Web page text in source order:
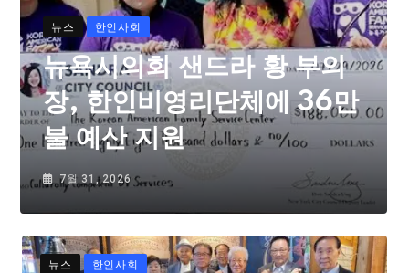
뉴스 한인사회
뉴욕시의회 샌드라 황 부의
장, 한인비영리단체에 36만
불 예산 지원
7월 31, 2026
뉴스 한인사회